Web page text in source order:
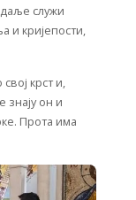
служи
и кријепости,
крст и,
знају он и
Прота има